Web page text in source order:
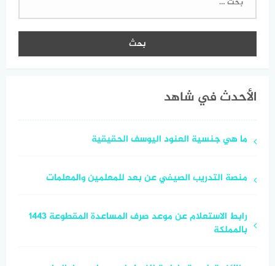
الأحدث في شاهد
ما هي جنسية العنود اليوسف الحقيقية
منصة التدريب الصيفي عن بعد للمعلمين والمعلمات
رابط الاستعلام عن موعد صرف المساعدة المقطوعة 1443
بالمملكة